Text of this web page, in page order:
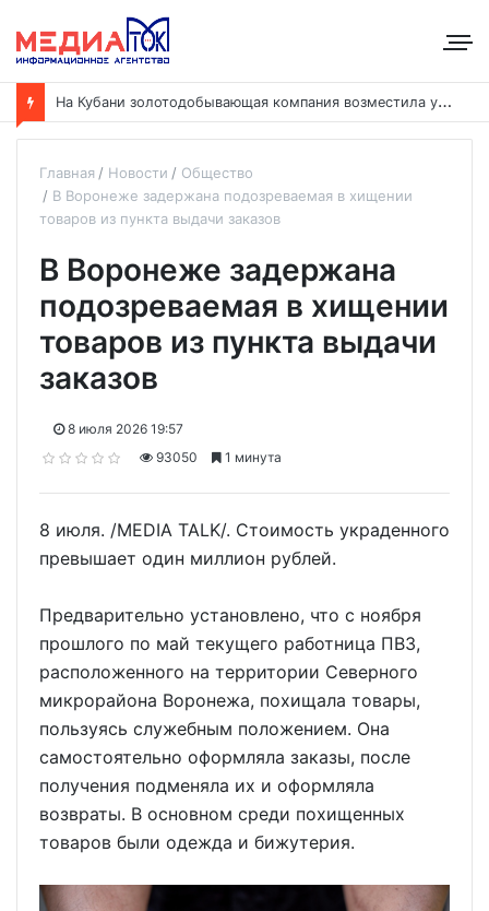
Н
а Кубани золотодобывающая компания возместила ущерб рекам на сумму почти 28 млн рублей
Главная Новости
Общество
В Воронеже задержана подозреваемая в хищении
товаров из пункта выдачи заказов
В Воронеже задержана
подозреваемая в хищении
товаров из пункта выдачи
заказов
8 июля 2026 19:57
93050
1 минута
8 июля. /MEDIA TALK/. Стоимость украденного
превышает один миллион рублей.
Предварительно установлено, что с ноября
прошлого по май текущего работница ПВЗ,
расположенного на территории Северного
микрорайона Воронежа, похищала товары,
пользуясь служебным положением. Она
самостоятельно оформляла заказы, после
получения подменяла их и оформляла
возвраты. В основном среди похищенных
товаров были одежда и бижутерия.